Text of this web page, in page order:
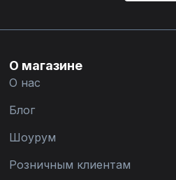
О магазине
О нас
Блог
Шоурум
Розничным клиентам